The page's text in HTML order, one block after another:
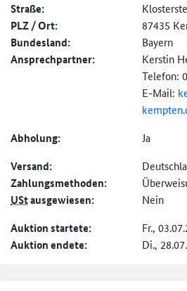
Straße:
PLZ / Ort: 87435
Bundesland: Bayern
Ansprechpartner:
Kerstin
Telefon:
E-Mail:
Abholung: Ja
Versand:
Zahlungs­methoden:
UStausgewiesen: Nein
Auktion startete: Fr.,
Auktion endete: Di.,